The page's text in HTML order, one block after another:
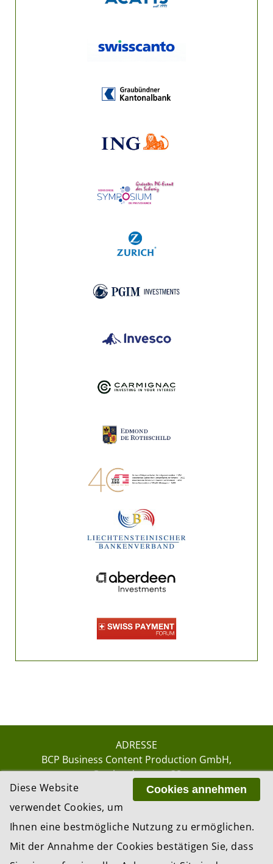
ADRESSE
BCP Business Content Production GmbH
Gotthardstrasse 38
8002 Zürich
GmbH, Zürich – Switzerland
Cookies annehmen
Diese Website
verwendet Cookies, um
Ihnen eine bestmögliche Nutzung zu ermöglichen.
Mit der Annahme der Cookies bestätigen Sie, dass